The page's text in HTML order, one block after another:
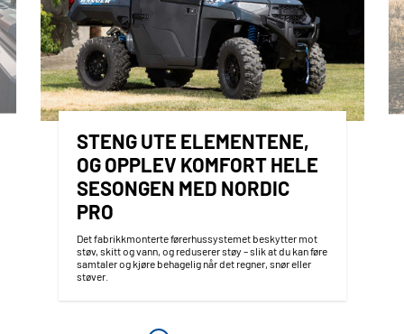
STENG UTE ELEMENTENE,
OG OPPLEV KOMFORT HELE
SESONGEN MED NORDIC
PRO
Det fabrikkmonterte førerhussystemet beskytter mot
støv, skitt og vann, og reduserer støy – slik at du kan føre
samtaler og kjøre behagelig når det regner, snør eller
støver.